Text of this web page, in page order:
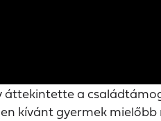
áttekintette a
kívánt gyermek mielőbb